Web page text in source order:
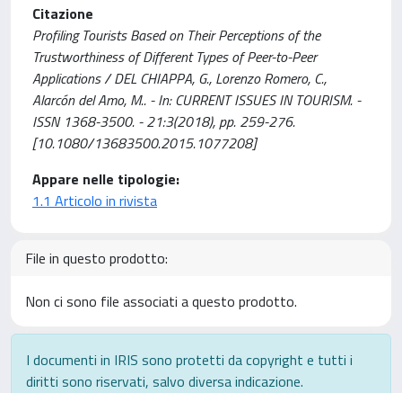
Citazione
Profiling Tourists Based on Their Perceptions of the
Trustworthiness of Different Types of Peer-to-Peer
Applications / DEL CHIAPPA, G., Lorenzo Romero, C.,
Alarcón del Amo, M.. - In: CURRENT ISSUES IN TOURISM. -
ISSN 1368-3500. - 21:3(2018), pp. 259-276.
[10.1080/13683500.2015.1077208]
Appare nelle tipologie:
1.1 Articolo in rivista
File in questo prodotto:
Non ci sono file associati a questo prodotto.
I documenti in IRIS sono protetti da copyright e tutti i
diritti sono riservati, salvo diversa indicazione.